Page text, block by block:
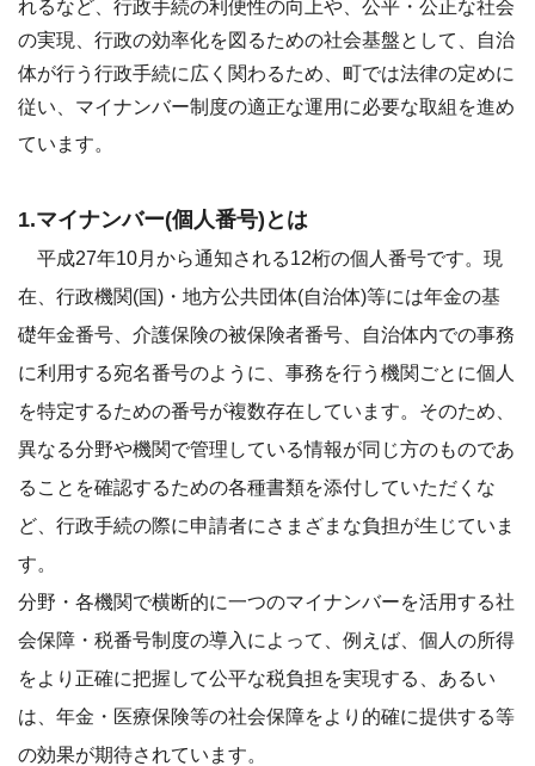
れるなど、行政手続の利便性の向上や、公平・公正な社会
の実現、行政の効率化を図るための社会基盤として、自治
体が行う行政手続に広く関わるため、町では法律の定めに
従い、マイナンバー制度の適正な運用に必要な取組を進め
ています。
1.マイナンバー(個人番号)とは
平成27年10月から通知される12桁の個人番号です。現
在、行政機関(国)・地方公共団体(自治体)等には年金の基
礎年金番号、介護保険の被保険者番号、自治体内での事務
に利用する宛名番号のように、事務を行う機関ごとに個人
を特定するための番号が複数存在しています。そのため、
異なる分野や機関で管理している情報が同じ方のものであ
ることを確認するための各種書類を添付していただくな
ど、行政手続の際に申請者にさまざまな負担が生じていま
す。
分野・各機関で横断的に一つのマイナンバーを活用する社
会保障・税番号制度の導入によって、例えば、個人の所得
をより正確に把握して公平な税負担を実現する、あるい
は、年金・医療保険等の社会保障をより的確に提供する等
の効果が期待されています。